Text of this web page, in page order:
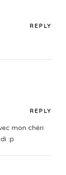
REPLY
REPLY
mon chéri
:p